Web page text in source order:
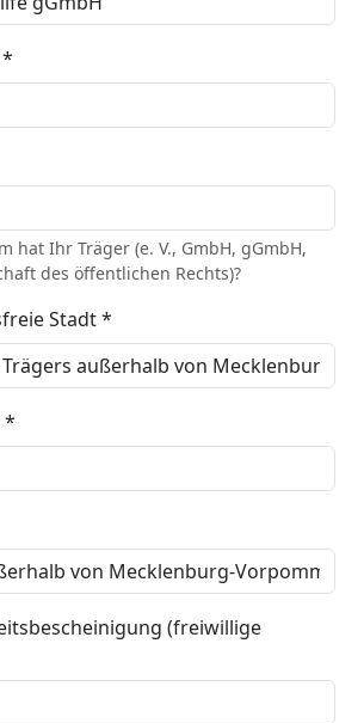
hat Ihr Träger (e. V., GmbH, gGmbH,
des öffentlichen Rechts)?
Stadt *
*
(freiwillige